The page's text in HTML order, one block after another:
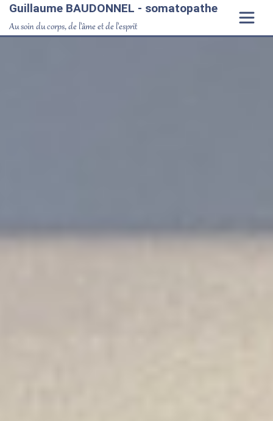
Guillaume BAUDONNEL - somatopathe
Au soin du corps, de l'âme et de l'esprit